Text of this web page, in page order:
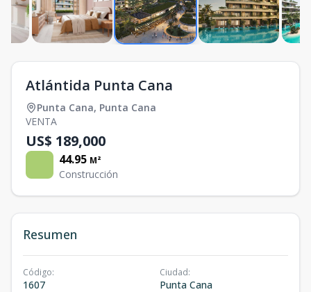
Atlántida Punta Cana
Punta Cana, Punta Cana
VENTA
US$ 189,000
44.95 M²
Construcción
Resumen
Código:
1607
Ciudad:
Punta Cana